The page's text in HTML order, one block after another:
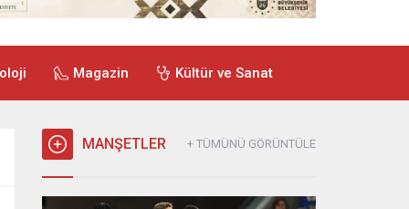
Magazin Kültür ve Sanat
MANŞETLER + TÜMÜNÜ GÖRÜNTÜLE